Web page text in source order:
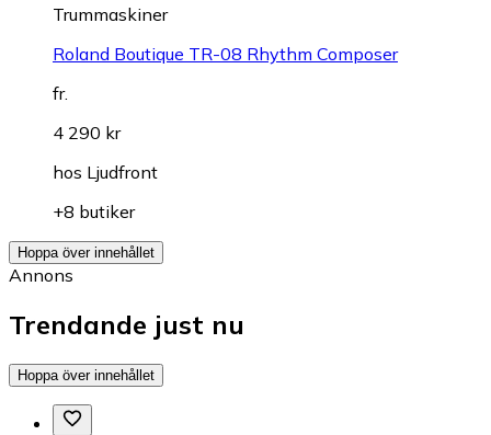
Trummaskiner
Roland Boutique TR-08 Rhythm Composer
fr.
4 290 kr
hos Ljudfront
+8 butiker
Hoppa över innehållet
Annons
Trendande just nu
Hoppa över innehållet